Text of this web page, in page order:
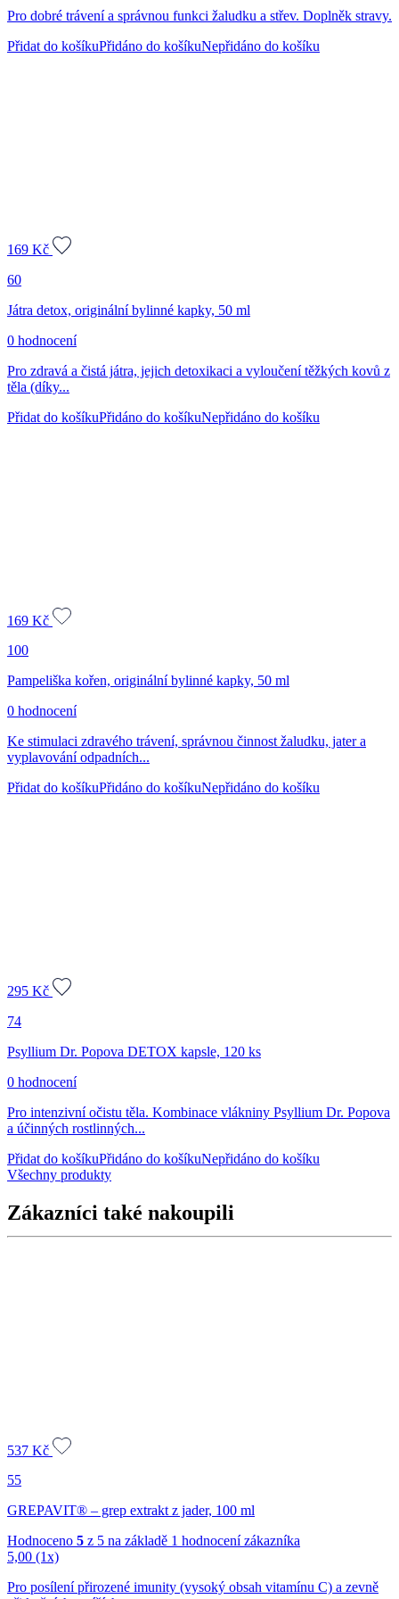
Pro dobré trávení a správnou funkci žaludku a střev. Doplněk stravy.
Přidat do košíkuPřidáno do košíkuNepřidáno do košíku
169 Kč
60
Játra detox, originální bylinné kapky, 50 ml
0 hodnocení
Pro zdravá a čistá játra, jejich detoxikaci a vyloučení těžkých kovů z
těla (díky...
Přidat do košíkuPřidáno do košíkuNepřidáno do košíku
169 Kč
100
Pampeliška kořen, originální bylinné kapky, 50 ml
0 hodnocení
Ke stimulaci zdravého trávení, správnou činnost žaludku, jater a
vyplavování odpadních...
Přidat do košíkuPřidáno do košíkuNepřidáno do košíku
295 Kč
74
Psyllium Dr. Popova DETOX kapsle, 120 ks
0 hodnocení
Pro intenzivní očistu těla. Kombinace vlákniny Psyllium Dr. Popova
a účinných rostlinných...
Přidat do košíkuPřidáno do košíkuNepřidáno do košíku
Všechny produkty
Zákazníci také nakoupili
537 Kč
55
GREPAVIT® – grep extrakt z jader, 100 ml
Hodnoceno 5 z 5 na základě 1 hodnocení zákazníka
5,00 (1x)
Pro posílení přirozené imunity (vysoký obsah vitamínu C) a zevně